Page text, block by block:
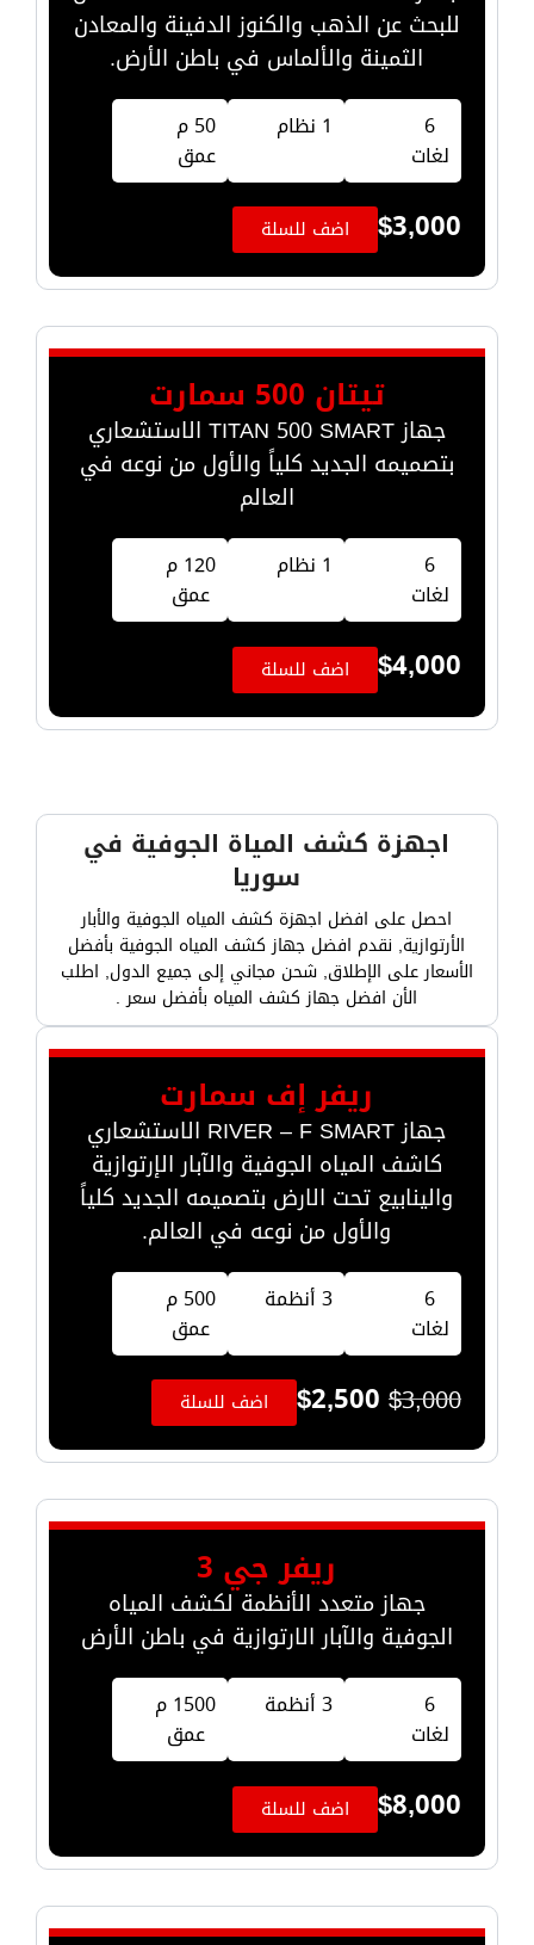
للبحث عن الذهب والكنوز الدفينة والمعادن
الثمينة والألماس في باطن الأرض.
6
لغات
1 نظام
50 م
عمق
$3,000 اضف للسلة
تيتان 500 سمارت
جهاز TITAN 500 SMART الاستشعاري
بتصميمه الجديد كلياً والأول من نوعه في
العالم
6
لغات
1 نظام
120 م
عمق
$4,000 اضف للسلة
اجهزة كشف المياة الجوفية في
سوريا
احصل على افضل اجهزة كشف المياه الجوفية والأبار
الأرتوازية, نقدم افضل جهاز كشف المياه الجوفية بأفضل
الأسعار على الإطلاق, شحن مجاني إلى جميع الدول, اطلب
الأن افضل جهاز كشف المياه بأفضل سعر .
ريفر إف سمارت
جهاز RIVER – F SMART الاستشعاري
كاشف المياه الجوفية والآبار الإرتوازية
والينابيع تحت الارض بتصميمه الجديد كلياً
والأول من نوعه في العالم.
6
لغات
3 أنظمة
500 م
عمق
$3,000
$2,500 اضف للسلة
ريفر جي 3
جهاز متعدد الأنظمة لكشف المياه
الجوفية والآبار الارتوازية في باطن الأرض
6
لغات
3 أنظمة
1500 م
عمق
$8,000 اضف للسلة